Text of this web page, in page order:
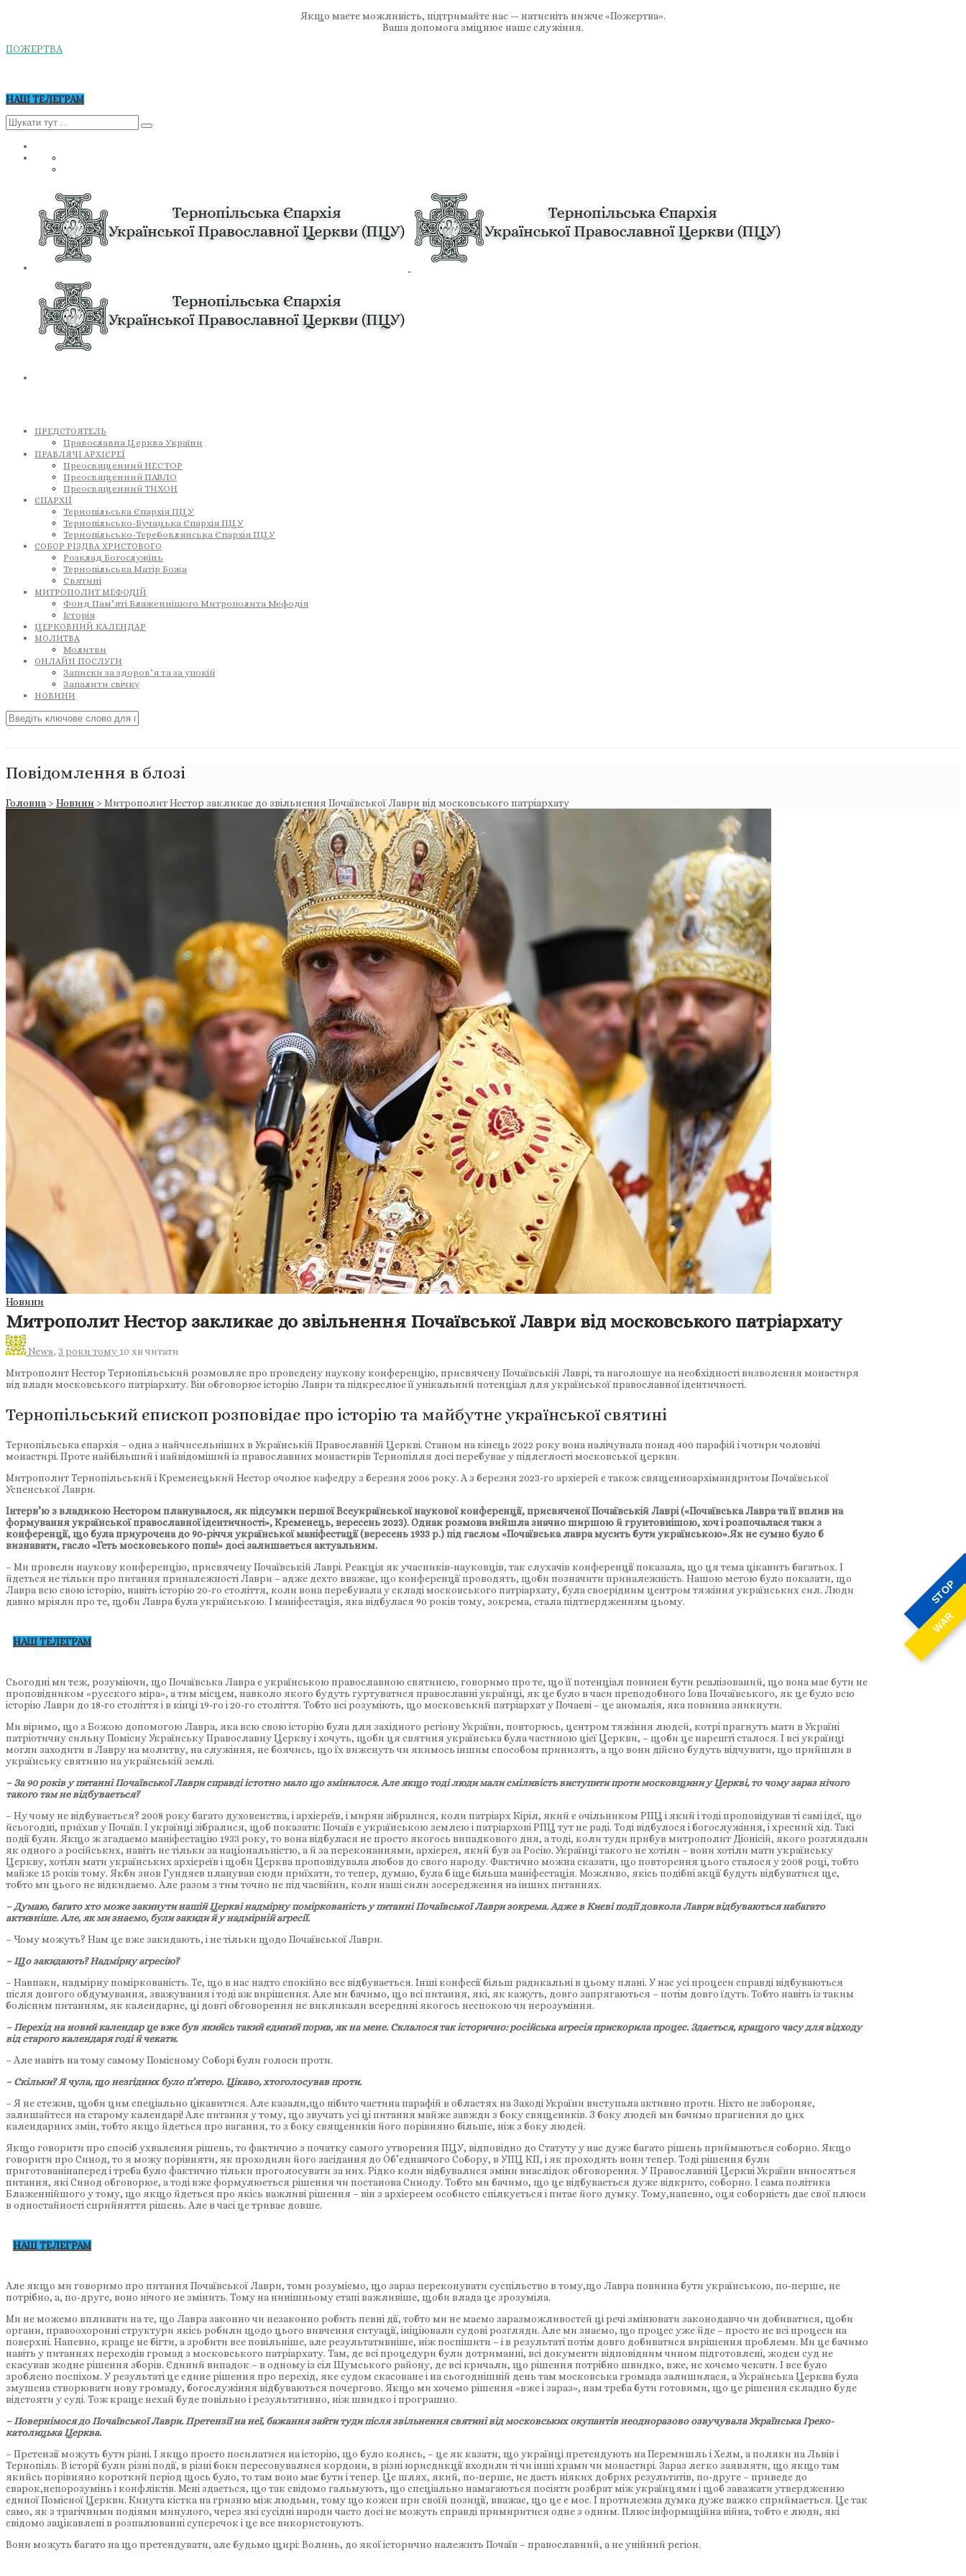
STOP
WAR
Якщо маєте можливість, підтримайте нас — натисніть нижче «Пожертва».
Ваша допомога зміцнює наше служіння.
ПОЖЕРТВА
НАШ ТЕЛЕГРАМ
ПРЕДСТОЯТЕЛЬ
Православна Церква України
ПРАВЛЯЧІ АРХІЄРЕЇ
Преосвященний НЕСТОР
Преосвященний ПАВЛО
Преосвященний ТИХОН
ЄПАРХІЇ
Тернопільська Єпархія ПЦУ
Тернопільсько-Бучацька Єпархія ПЦУ
Тернопільсько-Теребовлянська Єпархія ПЦУ
СОБОР РІЗДВА ХРИСТОВОГО
Розклад Богослужінь
Тернопільська Матір Божа
Святині
МИТРОПОЛИТ МЕФОДІЙ
Фонд Пам’яті Блаженнішого Митрополита Мефодія
Історія
ЦЕРКОВНИЙ КАЛЕНДАР
МОЛИТВА
Молитви
ОНЛАЙН ПОСЛУГИ
Записки за здоров’я та за упокій
Запалити свічку
НОВИНИ
Повідомлення в блозі
Головна > Новини > Митрополит Нестор закликає до звільнення Почаївської Лаври від московського патріархату
Новини
Митрополит Нестор закликає до звільнення Почаївської Лаври від московського патріархату
News, 3 роки тому 10 хв читати
Митрополит Нестор Тернопільський розмовляє про проведену наукову конференцію, присвячену Почаївській Лаврі, та наголошує на необхідності визволення монастиря
від влади московського патріархату. Він обговорює історію Лаври та підкреслює її унікальний потенціал для української православної ідентичності.
Тернопільський єпископ розповідає про історію та майбутнє української святині
Тернопільська єпархія – одна з найчисельніших в Українській Православній Церкві. Станом на кінець 2022 року вона налічувала понад 400 парафій і чотири чоловічі
монастирі. Проте найбільший і найвідоміший із православних монастирів Тернопілля досі перебуває у підлеглості московської церкви.
Митрополит Тернопільський і Кременецький Нестор очолює кафедру з березня 2006 року. А з березня 2023-го архієрей є також священноархімандритом Почаївської
Успенської Лаври.
Інтерв’ю з владикою Нестором планувалося, як підсумки першої Всеукрaїнської нaукової конференції, присвяченої Почаївській Лаврі («Почаївська Лавра та її вплив на
формування української православної ідентичності», Кременець, вересень 2023). Однак розмова вийшла значно ширшою й грунтовнішою, хоч і розпочалася таки з
конференції, що була приурочена до 90-річчя української маніфестації (вересень 1933 р.) під гаслом «Почаївська лавра мусить бути українською».Як не сумно було б
визнавати, гасло «Геть московського попа!» досі залишається актуальним.
– Ми провели наукову конференцію, присвячену Почаївській Лаврі. Реакція як учасників-науковців, так слухачів конференції показала, що ця тема цікавить багатьох. І
йдеться не тільки про питання приналежності Лаври – адже дехто вважає, що конференції проводять, щоби позначити приналежність. Нашою метою було показати, що
Лавра всю свою історію, навіть історію 20-го століття, коли вона перебувала у складі московського патріархату, була своєрідним центром тяжіння українських сил. Люди
давно мріяли про те, щоби Лавра була українською. І маніфестація, яка відбулася 90 років тому, зокрема, стала підтвердженням цьому.
НАШ ТЕЛЕГРАМ
Сьогодні ми теж, розуміючи, що Почаївська Лавра є українською православною святинею, говоримо про те, що її потенціал повинен бути реалізований, що вона має бути не
проповідником «русского міра», а тим місцем, навколо якого будуть гуртуватися православні українці, як це було в часи преподобного Іова Почаївського, як це було всю
історію Лаври до 18-го століття і в кінці 19-го і 20-го століття. Тобто всі розуміють, що московський патріархат у Почаєві – це аномалія, яка повинна зникнути.
Ми віримо, що з Божою допомогою Лавра, яка всю свою історію була для західного регіону України, повторюсь, центром тяжіння людей, котрі прагнуть мати в Україні
патріотичну сильну Помісну Українську Православну Церкву і хочуть, щоби ця святиня українська була частиною цієї Церкви, – щоби це нарешті сталося. І всі українці
могли заходити в Лавру на молитву, на служіння, не боячись, що їх виженуть чи якимось іншим способом принизять, а що вони дійсно будуть відчувати, що прийшли в
українську святиню на українській землі.
– За 90 років у питанні Почаївської Лаври справді істотно мало що змінилося. Але якщо тоді люди мали сміливість виступити проти московщини у Церкві, то чому зараз нічого
такого там не відбувається?
– Ну чому не відбувається? 2008 року багато духовенства, і архієреїв, і мирян зібралися, коли патріарх Кіріл, який є очільником РПЦ і який і тоді проповідував ті самі ідеї, що
йсьогодні, приїхав у Почаїв. І українці зібралися, щоб показати: Почаїв є українською землею і патріархові РПЦ тут не раді. Тоді відбулося і богослужіння, і хресний хід. Такі
події були. Якщо ж згадаємо маніфестацію 1933 року, то вона відбулася не просто якогось випадкового дня, а тоді, коли туди прибув митрополит Діонісій, якого розглядали
як одного з російських, навіть не тільки за національністю, а й за переконаннями, архієрея, який був за Росію. Українці такого не хотіли – вони хотіли мати українську
Церкву, хотіли мати українських архієреїв і щоби Церква проповідувала любов до свого народу. Фактично можна сказати, що повторення цього сталося у 2008 році, тобто
майже 15 років тому. Якби знов Гундяєв планував сюди приїхати, то тепер, думаю, була б іще більша маніфестація. Можливо, якісь подібні акції будуть відбуватися ще,
тобто ми цього не відкидаємо. Але разом з тим точно не під часвійни, коли наші сили зосередження на інших питаннях.
– Думаю, багато хто може закинути нашій Церкві надмірну поміркованість у питанні Почаївської Лаври зокрема. Адже в Києві події довкола Лаври відбуваються набагато
активніше. Але, як ми знаємо, були закиди й у надмірній агресії.
– Чому можуть? Нам це вже закидають, і не тільки щодо Почаївської Лаври.
– Що закидають? Надмірну агресію?
– Навпаки, надмірну поміркованість. Те, що в нас надто спокійно все відбувається. Інші конфесії більш радикальні в цьому плані. У нас усі процеси справді відбуваються
після довгого обдумування, зважування і тоді аж вирішення. Але ми бачимо, що всі питання, які, як кажуть, довго запрягаються – потім довго їдуть. Тобто навіть із таким
болісним питанням, як календарне, ці довгі обговорення не викликали всередині якогось неспокою чи нерозуміння.
– Перехід на новий календар це вже був якийсь такий єдиний порив, як на мене. Склалося так історично: російська агресія прискорила процес. Здається, кращого часу для відходу
від старого календаря годі й чекати.
– Але навіть на тому самому Помісному Соборі були голоси проти.
– Скільки? Я чула, що незгідних було п’ятеро. Цікаво, хтоголосував проти.
– Я не стежив, щоби цим спеціально цікавитися. Але казали,що нібито частина парафій в областях на Заході України виступала активно проти. Ніхто не забороняє,
залишайтеся на старому календарі! Але питання у тому, що звучать усі ці питання майже завжди з боку священиків. З боку людей ми бачимо прагнення до цих
календарних змін, тобто якщо йдеться про вагання, то з боку священиків його порівняно більше, ніж з боку людей.
Якщо говорити про спосіб ухвалення рішень, то фактично з початку самого утворення ПЦУ, відповідно до Статуту у нас дуже багато рішень приймаються соборно. Якщо
говорити про Синод, то я можу порівняти, як проходили його засідання до Об’єднавчого Собору, в УПЦ КП, і як проходять вони тепер. Тоді рішення були
приготованінаперед і треба було фактично тільки проголосувати за них. Рідко коли відбувалися зміни внаслідок обговорення. У Православній Церкві України виносяться
питання, які Синод обговорює, а тоді вже формулюється рішення чи постанова Синоду. Тобто ми бачимо, що це відбувається дуже відкрито, соборно. І сама політика
Блаженнійшого у тому, що якщо йдеться про якісь важливі рішення – він з архієреєм особисто спілкується і питає його думку. Тому,напевно, оця соборність дає свої плюси
в одностайності сприйняття рішень. Але в часі це триває довше.
НАШ ТЕЛЕГРАМ
Але якщо ми говоримо про питання Почаївської Лаври, томи розуміємо, що зараз переконувати суспільство в тому,що Лавра повинна бути українською, по-перше, не
потрібно, а, по-друге, воно нічого не змінить. Тому на нинішньому етапі важливіше, щоби влада це зрозуміла.
Ми не можемо впливати на те, що Лавра законно чи незаконно робить певні дії, тобто ми не маємо заразможливостей ці речі змінювати законодавчо чи добиватися, щоби
органи, правоохоронні структури якісь робили щодо цього вивчення ситуації, ініціювали судові розгляди. Але ми знаємо, що процес уже йде – просто не всі процеси на
поверхні. Напевно, краще не бігти, а зробити все повільніше, але результативніше, ніж поспішити – і в результаті потім довго добиватися вирішення проблеми. Ми це бачимо
навіть у питаннях переходів громад з московського патріархату. Там, де всі процедури були дотриманні, всі документи відповідним чином підготовлені, жоден суд не
скасував жодне рішення зборів. Єдиний випадок – в одному із сіл Шумського району, де всі кричали, що рішення потрібно швидко, вже, не хочемо чекати. І все було
зроблено поспіхом. У результаті це єдине рішення про перехід, яке судом скасоване і на сьогоднішній день там московська громада залишилася, а Українська Церква була
змушена створювати нову громаду, богослужіння відбуваються почергово. Якщо ми хочемо рішення «вже і зараз», нам треба бути готовими, що це рішення складно буде
відстояти у суді. Тож краще нехай буде повільно і результативно, ніж швидко і програшно.
– Повернімося до Почаївської Лаври. Претензії на неї, бажання зайти туди після звільнення святині від московських окупантів неодноразово озвучувала Українська Греко-
католицька Церква.
– Претензії можуть бути різні. І якщо просто посилатися на історію, що було колись, – це як казати, що українці претендують на Перемишль і Хелм, а поляки на Львів і
Тернопіль. В історії були різні події, в різні боки пересовувалися кордони, в різні юрисдикції входили ті чи інші храми чи монастирі. Зараз легко заявляти, що якщо там
якийсь порівняно короткий період щось було, то там воно має бути і тепер. Це шлях, який, по-перше, не дасть ніяких добрих результатів, по-друге – приведе до
сварок,непорозумінь і конфліктів. Мені здається, що так свідомо гальмують, що спеціально намагаються посіяти розбрат між українцями і щоб заважати утвердженню
єдиної Помісної Церкви. Кинута кістка на гризню між людьми, тому що кожен при своїй позиції, вважає, що це є моє. І протилежна думка дуже важко сприймається. Це так
само, як з трагічними подіями минулого, через які сусідні народи часто досі не можуть справді примиритися одне з одним. Плюс інформаційна війна, тобто є люди, які
свідомо зацікавлені в розпалюванні суперечок і це все використовують.
Вони можуть багато на що претендувати, але будьмо щирі: Волинь, до якої історично належить Почаїв – православний, а не унійний регіон.